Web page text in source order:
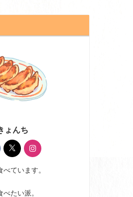
ょんち
ています。
たい派。